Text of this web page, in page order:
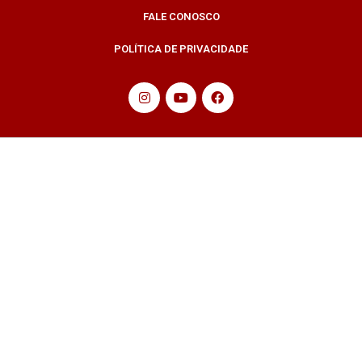
FALE CONOSCO
POLÍTICA DE PRIVACIDADE